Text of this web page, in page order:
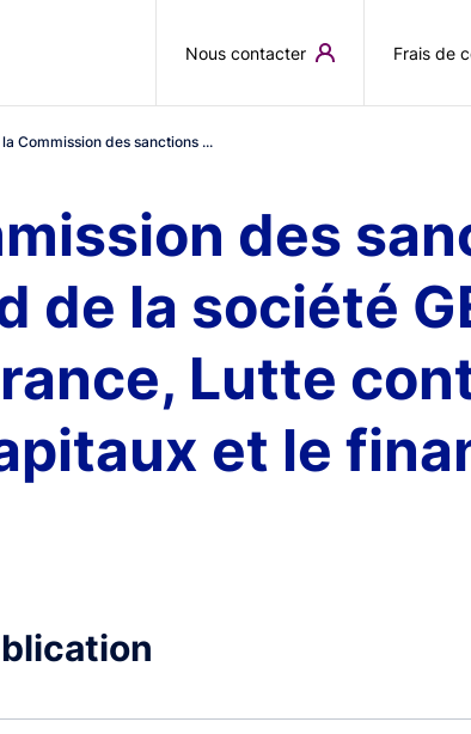
Nous contacter Frais de
Commission des sanctions ...
des
la société
Lutte
et le